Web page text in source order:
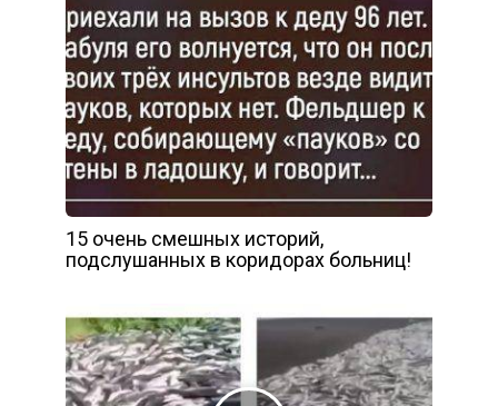
15 очень смешных историй,
подслушанных в коридорах больниц!